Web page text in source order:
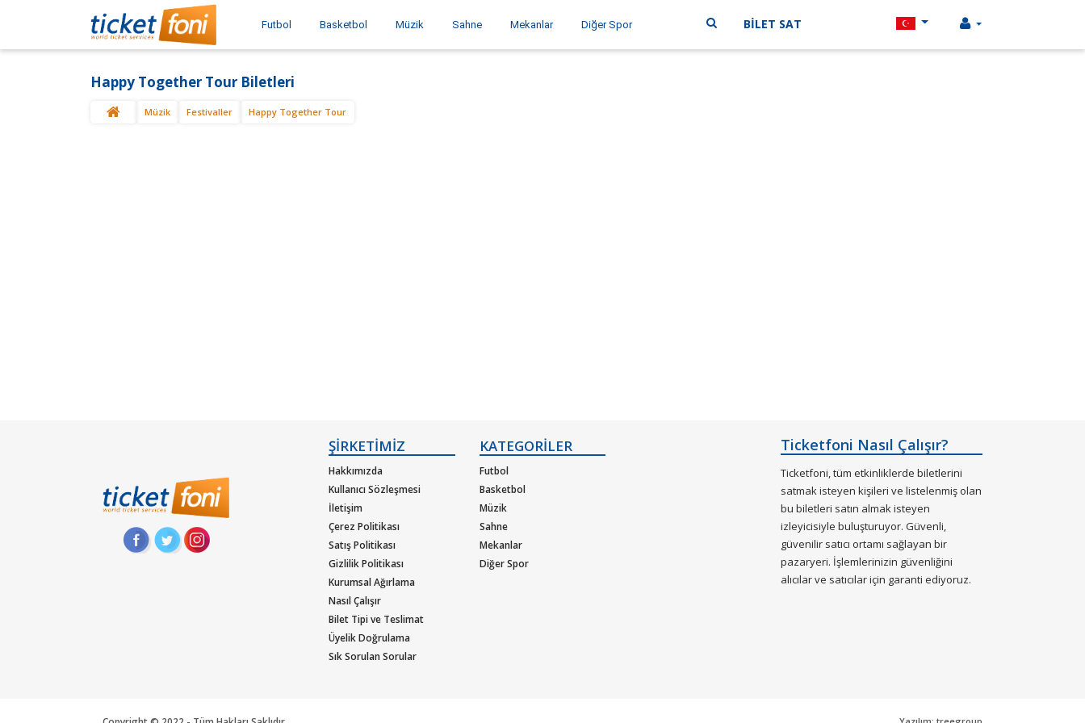
Futbol Basketbol Müzik Sahne Mekanlar Diğer Spor BİLET SAT
Happy Together Tour Biletleri
Müzik Festivaller Happy Together Tour
ŞİRKETİMİZ
Hakkımızda
Kullanıcı Sözleşmesi
İletişim
Çerez Politikası
Satış Politikası
Gizlilik Politikası
Kurumsal Ağırlama
Nasıl Çalışır
Bilet Tipi ve Teslimat
Üyelik Doğrulama
Sık Sorulan Sorular
KATEGORİLER
Futbol
Basketbol
Müzik
Sahne
Mekanlar
Diğer Spor
Ticketfoni Nasıl Çalışır?
Ticketfoni, tüm etkinliklerde biletlerini
satmak isteyen kişileri ve listelenmiş olan
bu biletleri satın almak isteyen
izleyicisiyle buluşturuyor. Güvenli,
güvenilir satıcı ortamı sağlayan bir
pazaryeri. İşlemlerinizin güvenliğini
alıcılar ve satıcılar için garanti ediyoruz.